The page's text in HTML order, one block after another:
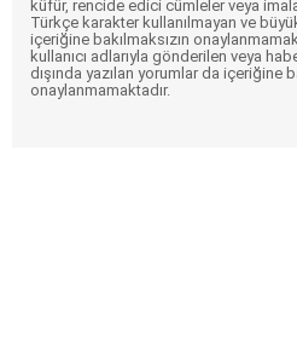
küfür, rencide edici cümleler veya
Türkçe karakter kullanılmayan ve
içeriğine bakılmaksızın
kullanıcı adlarıyla gönderilen veya
dışında yazılan yorumlar da içeriğine
onaylanmamaktadır.